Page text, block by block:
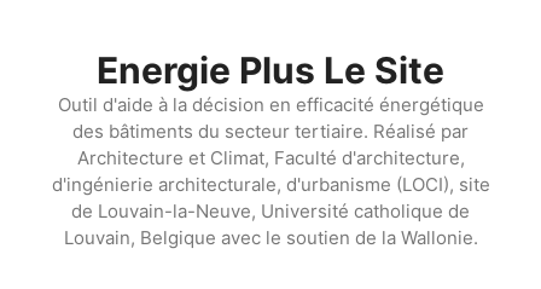
Energie Plus Le Site
Outil d'aide à la décision en efficacité énergétique
des bâtiments du secteur tertiaire. Réalisé par
Architecture et Climat, Faculté d'architecture,
d'ingénierie architecturale, d'urbanisme (LOCI), site
de Louvain-la-Neuve, Université catholique de
Louvain, Belgique avec le soutien de la Wallonie.